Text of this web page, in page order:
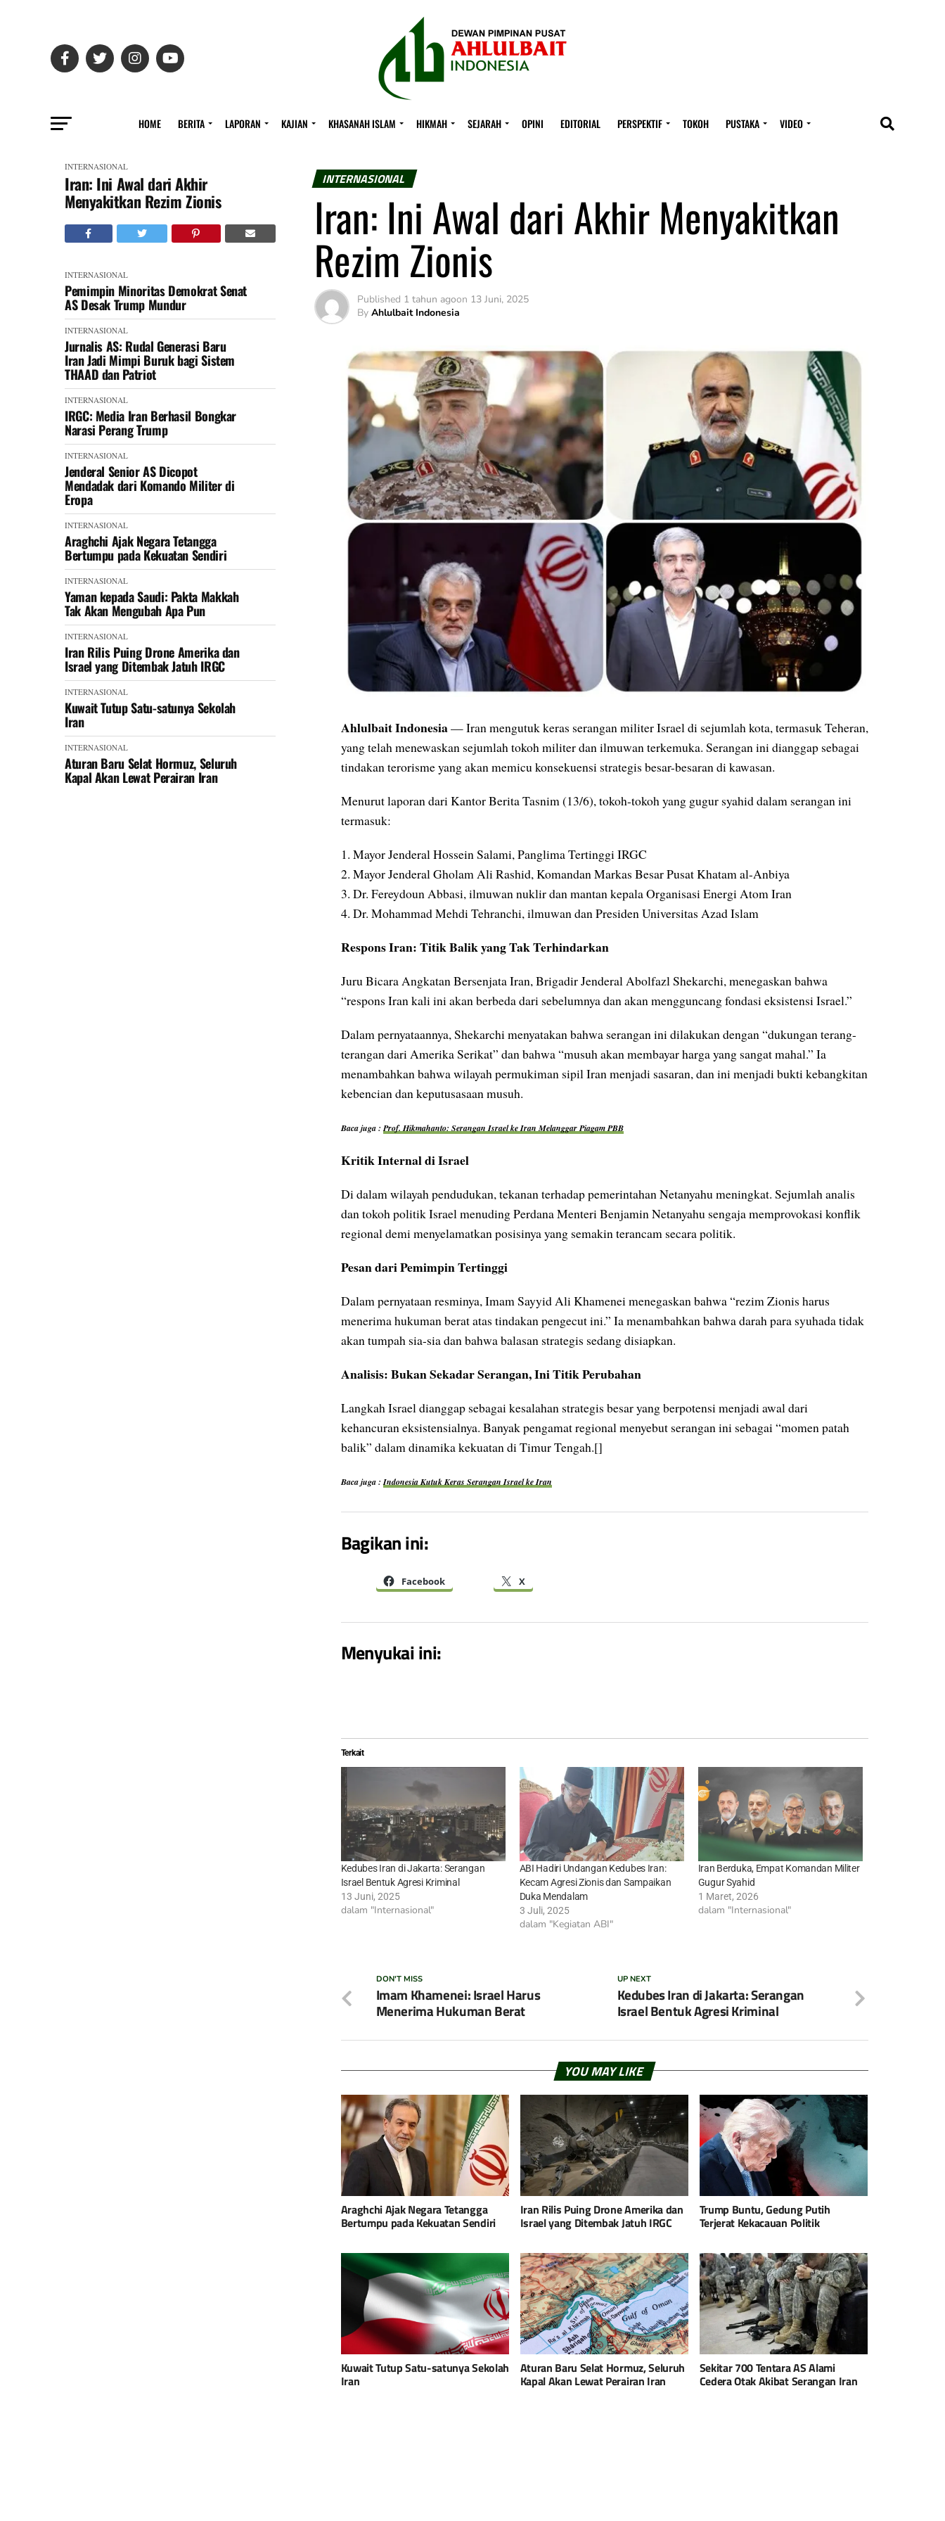
HOME BERITA LAPORAN KAJIAN KHASANAH ISLAM HIKMAH SEJARAH OPINI EDITORIAL PERSPEKTIF TOKOH PUSTAKA VIDEO
INTERNASIONAL
Iran: Ini Awal dari Akhir
Menyakitkan Rezim Zionis
INTERNASIONAL
Pemimpin Minoritas Demokrat Senat
AS Desak Trump Mundur
INTERNASIONAL
Jurnalis AS: Rudal Generasi Baru
Iran Jadi Mimpi Buruk bagi Sistem
THAAD dan Patriot
INTERNASIONAL
IRGC: Media Iran Berhasil Bongkar
Narasi Perang Trump
INTERNASIONAL
Jenderal Senior AS Dicopot
Mendadak dari Komando Militer di
Eropa
INTERNASIONAL
Araghchi Ajak Negara Tetangga
Bertumpu pada Kekuatan Sendiri
INTERNASIONAL
Yaman kepada Saudi: Pakta Makkah
Tak Akan Mengubah Apa Pun
INTERNASIONAL
Iran Rilis Puing Drone Amerika dan
Israel yang Ditembak Jatuh IRGC
INTERNASIONAL
Kuwait Tutup Satu-satunya Sekolah
Iran
INTERNASIONAL
Aturan Baru Selat Hormuz, Seluruh
Kapal Akan Lewat Perairan Iran
INTERNASIONAL
Iran: Ini Awal dari Akhir Menyakitkan
Rezim Zionis
Published 1 tahun agoon 13 Juni, 2025
By Ahlulbait Indonesia
Ahlulbait Indonesia— Iran mengutuk keras serangan militer Israel di sejumlah kota, termasuk Teheran,
yang telah menewaskan sejumlah tokoh militer dan ilmuwan terkemuka. Serangan ini dianggap sebagai
tindakan terorisme yang akan memicu konsekuensi strategis besar-besaran di kawasan.
Menurut laporan dari Kantor Berita Tasnim (13/6), tokoh-tokoh yang gugur syahid dalam serangan ini
termasuk:
1. Mayor Jenderal Hossein Salami, Panglima Tertinggi IRGC
2. Mayor Jenderal Gholam Ali Rashid, Komandan Markas Besar Pusat Khatam al-Anbiya
3. Dr. Fereydoun Abbasi, ilmuwan nuklir dan mantan kepala Organisasi Energi Atom Iran
4. Dr. Mohammad Mehdi Tehranchi, ilmuwan dan Presiden Universitas Azad Islam
Respons Iran: Titik Balik yang Tak Terhindarkan
Juru Bicara Angkatan Bersenjata Iran, Brigadir Jenderal Abolfazl Shekarchi, menegaskan bahwa
“respons Iran kali ini akan berbeda dari sebelumnya dan akan mengguncang fondasi eksistensi Israel.”
Dalam pernyataannya, Shekarchi menyatakan bahwa serangan ini dilakukan dengan “dukungan terang-
terangan dari Amerika Serikat” dan bahwa “musuh akan membayar harga yang sangat mahal.” Ia
menambahkan bahwa wilayah permukiman sipil Iran menjadi sasaran, dan ini menjadi bukti kebangkitan
kebencian dan keputusasaan musuh.
Baca juga :Prof. Hikmahanto: Serangan Israel ke Iran Melanggar Piagam PBB
Kritik Internal di Israel
Di dalam wilayah pendudukan, tekanan terhadap pemerintahan Netanyahu meningkat. Sejumlah analis
dan tokoh politik Israel menuding Perdana Menteri Benjamin Netanyahu sengaja memprovokasi konflik
regional demi menyelamatkan posisinya yang semakin terancam secara politik.
Pesan dari Pemimpin Tertinggi
Dalam pernyataan resminya, Imam Sayyid Ali Khamenei menegaskan bahwa “rezim Zionis harus
menerima hukuman berat atas tindakan pengecut ini.” Ia menambahkan bahwa darah para syuhada tidak
akan tumpah sia-sia dan bahwa balasan strategis sedang disiapkan.
Analisis: Bukan Sekadar Serangan, Ini Titik Perubahan
Langkah Israel dianggap sebagai kesalahan strategis besar yang berpotensi menjadi awal dari
kehancuran eksistensialnya. Banyak pengamat regional menyebut serangan ini sebagai “momen patah
balik” dalam dinamika kekuatan di Timur Tengah.[]
Baca juga :Indonesia Kutuk Keras Serangan Israel ke Iran
Bagikan ini:
Facebook X
Menyukai ini:
Terkait
Kedubes Iran di Jakarta: Serangan
Israel Bentuk Agresi Kriminal
13 Juni, 2025
dalam "Internasional"
ABI Hadiri Undangan Kedubes Iran:
Kecam Agresi Zionis dan Sampaikan
Duka Mendalam
3 Juli, 2025
dalam "Kegiatan ABI"
Iran Berduka, Empat Komandan Militer
Gugur Syahid
1 Maret, 2026
dalam "Internasional"
UP NEXT
Kedubes Iran di Jakarta: Serangan
Israel Bentuk Agresi Kriminal
DON'T MISS
Imam Khamenei: Israel Harus
Menerima Hukuman Berat
YOU MAY LIKE
Araghchi Ajak Negara Tetangga
Bertumpu pada Kekuatan Sendiri
Iran Rilis Puing Drone Amerika dan
Israel yang Ditembak Jatuh IRGC
Trump Buntu, Gedung Putih
Terjerat Kekacauan Politik
Kuwait Tutup Satu-satunya Sekolah
Iran
Aturan Baru Selat Hormuz, Seluruh
Kapal Akan Lewat Perairan Iran
Sekitar 700 Tentara AS Alami
Cedera Otak Akibat Serangan Iran